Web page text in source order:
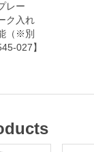
レー
ク入れ
（※別
027】